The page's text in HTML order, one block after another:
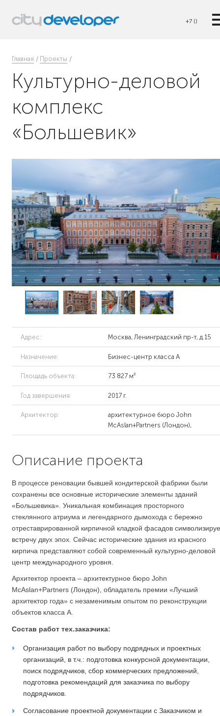
+7 ()
Главная Проекты
Культурно-деловой
комплекс
«Большевик»
Адрес: Москва, Ленинградский пр-т, д.15
Назначение: Бизнес-центр класса А
Площадь объекта: 73 827 м²
Год завершения: 2017 г.
Архитектор:
архитектурное бюро John
McAslan+Partners (Лондон),
Описание проекта
В процессе реновации бывшей кондитерской фабрики были
сохранены все основные исторические элементы зданий
«Большевика». Уникальная комбинация просторного
стеклянного атриума и легендарного дымохода с бережно
отреставрированной кирпичной кладкой фасадов
встречу двух эпох. Сейчас исторические здания из красного
кирпича представляют собой современный культурно-деловой
центр международного уровня.
Архитектор проекта – архитектурное бюро John
McAslan+Partners (Лондон), обладатель премии «Лучший
архитектор года» с незаменимым опытом по реконструкции
объектов класса А.
Состав работ тех.заказчика:
Организация работ по выбору подрядных и проектных
организаций, в т.ч.: подготовка конкурсной документации,
поиск подрядчиков, сбор коммерческих предложений,
подготовка рекомендаций для заказчика по выбору
подрядчиков.
Согласование проектной документации с Заказчиком и